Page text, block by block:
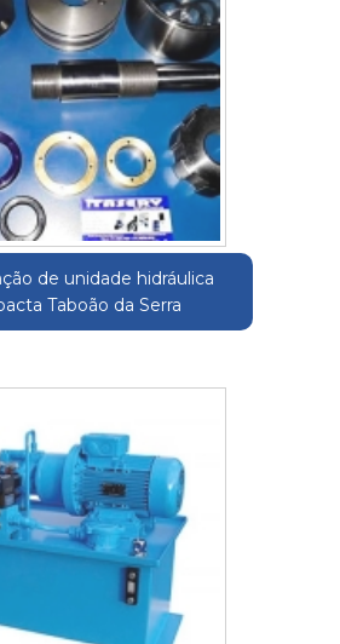
de unidade hidráulica
Taboão da Serra